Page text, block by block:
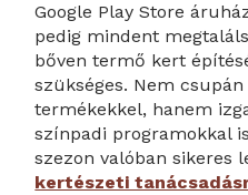
Google Play Store
pedig mindent
bőven termő kert
szükséges. Nem
termékekkel, hanem
színpadi programokkal
szezon valóban sikeres
kertészeti